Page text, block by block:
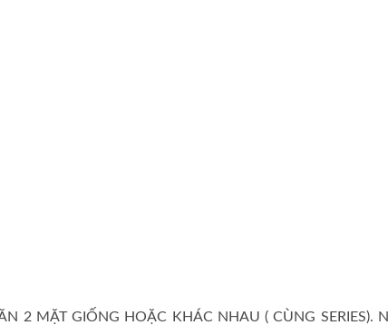
2 MẶT GIỐNG HOẶC KHÁC NHAU ( CÙNG SERIES).